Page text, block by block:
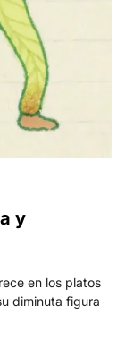
y
en los platos
diminuta figura